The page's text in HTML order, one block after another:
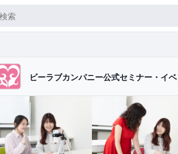
ビーラブカンパニー公式セミナー・イベ